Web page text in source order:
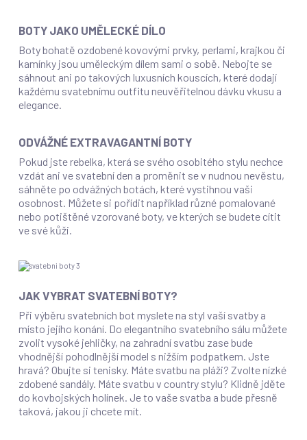
BOTY JAKO UMĚLECKÉ DÍLO
Boty bohatě ozdobené kovovými prvky, perlami, krajkou či
kamínky jsou uměleckým dílem sami o sobě. Nebojte se
sáhnout ani po takových luxusních kouscích, které dodají
každému svatebnímu outfitu neuvěřitelnou dávku vkusu a
elegance.
ODVÁŽNÉ EXTRAVAGANTNÍ BOTY
Pokud jste rebelka, která se svého osobitého stylu nechce
vzdát ani ve svatební den a proměnit se v nudnou nevěstu,
sáhněte po odvážných botách, které vystihnou vaši
osobnost. Můžete si pořídit například různé pomalované
nebo potištěné vzorované boty, ve kterých se budete cítit
ve své kůži.
JAK VYBRAT SVATEBNÍ BOTY?
Při výběru svatebních bot myslete na styl vaší svatby a
místo jejího konání. Do elegantního svatebního sálu můžete
zvolit vysoké jehličky, na zahradní svatbu zase bude
vhodnější pohodlnější model s nižším podpatkem. Jste
hravá? Obujte si tenisky. Máte svatbu na pláži? Zvolte nízké
zdobené sandály. Máte svatbu v country stylu? Klidně jděte
do kovbojských holínek. Je to vaše svatba a bude přesně
taková, jakou ji chcete mít.